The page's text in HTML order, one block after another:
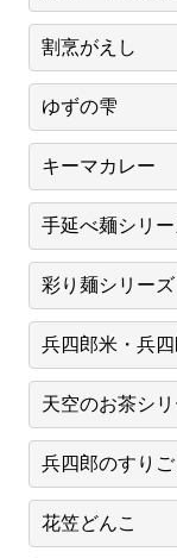
割烹がえし
ゆずの雫
キーマカレー
手延べ麺シリー
彩り麺シリーズ
兵四郎米・兵
天空のお茶シ
兵四郎のすりご
花笠どんこ